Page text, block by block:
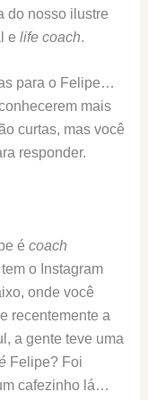
do nosso ilustre
e life coach.
para o Felipe…
mais
curtas, mas você
responder.
é coach
o Instagram
onde você
recentemente a
a gente teve uma
Felipe? Foi
cafezinho lá…